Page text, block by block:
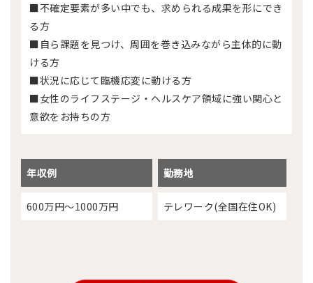
■不確定要素が多い中でも、求められる成果を形にでき
る方
■自ら課題を見つけ、周囲を巻き込みながら主体的に動
ける方
■状況に応じて臨機応変に動ける方
■女性のライフステージ・ヘルスケア領域に強い関心と
意欲をお持ちの方
年収例 勤務地
600万円～1000万円 テレワーク(全国在住OK)